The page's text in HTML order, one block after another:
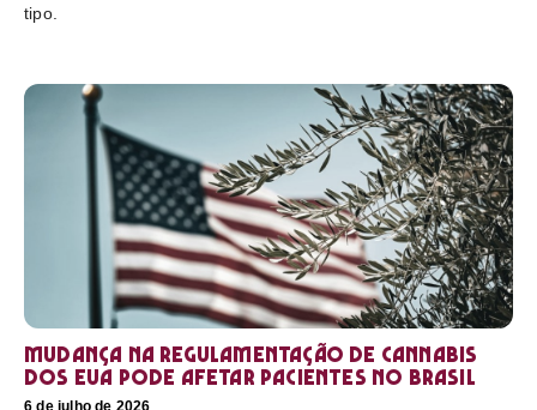
tipo.
Mudança na regulamentação de cannabis
dos EUA pode afetar pacientes no Brasil
6 de julho de 2026